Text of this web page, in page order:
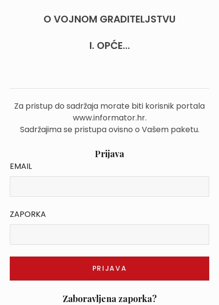
O VOJNOM GRADITELJSTVU
I. OPĆE...
Za pristup do sadržaja morate biti korisnik portala
www.informator.hr.
Sadržajima se pristupa ovisno o Vašem paketu.
Prijava
EMAIL
ZAPORKA
Zaboravljena zaporka?